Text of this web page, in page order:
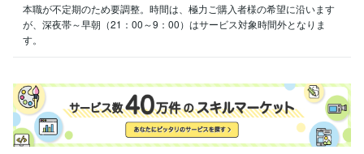
本職が不定期のため要調整。時間は、極力ご購入者様の希望に沿います
が、深夜帯～早朝（21：00～9：00）はサービス対象時間外となりま
す。